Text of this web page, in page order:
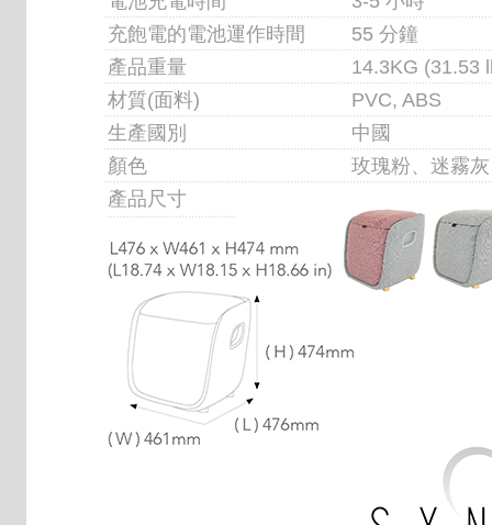
充飽電的電池運作時間
產品重量
材質(面料)
生產國別
顏色
產品尺寸
55 分鐘
14.3KG (31.53
PVC, ABS
中國
玫瑰粉、迷霧